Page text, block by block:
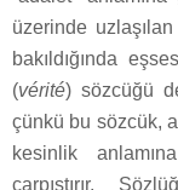
üzerinde
bakıldığında
(vérité) sözcüğü
çünkü bu sözcük,
kesinlik
çarpıştırır.